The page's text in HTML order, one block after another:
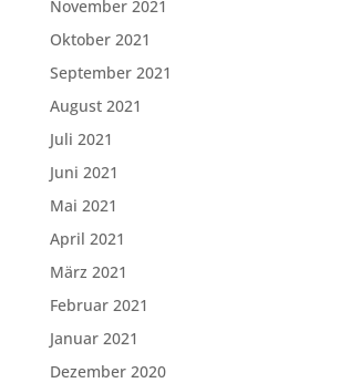
November 2021
Oktober 2021
September 2021
August 2021
Juli 2021
Juni 2021
Mai 2021
April 2021
März 2021
Februar 2021
Januar 2021
Dezember 2020